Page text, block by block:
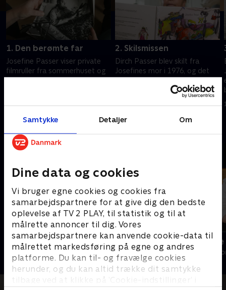
Samtykke Detaljer Om
Dine data og cookies
Vi bruger egne cookies og cookies fra
samarbejdspartnere for at give dig den bedste
oplevelse af TV 2 PLAY, til statistik og til at
målrette annoncer til dig. Vores
samarbejdspartnere kan anvende cookie-data til
målrettet markedsføring på egne og andres
platforme. Du kan til- og fravælge cookies
herunder, og du kan altid trække dit samtykke
tilbage ved at klikke på ’Cookie-indstillinger’ i
1. Den berømte far
Josefine Passer viser private
filmruller fra sommerhuset og
2. Skilsmissen
Dirch Passer blev skilt fra
Josefines mor i 1976, og det
rodløshed hos hende. Det gik
helt galt, da Dirch døde i 1980.
Kilden til kærlighed
Livsstil • 1 sæsoner
Det
Livsstil • 3